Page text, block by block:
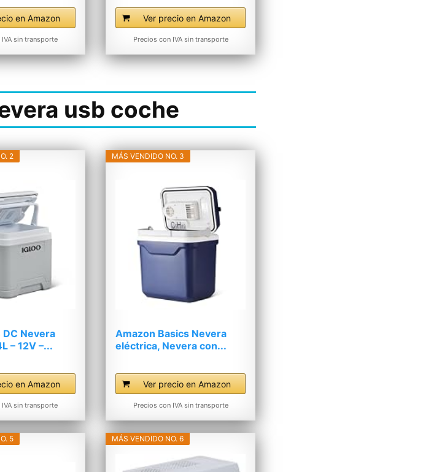
en Amazon
sin transporte
Ver precio en Amazon
Precios con IVA sin transporte
usb coche
2
DC Nevera
– 12V –...
en Amazon
sin transporte
MÁS VENDIDO NO. 3
Amazon Basics Nevera
eléctrica, Nevera con...
Ver precio en Amazon
Precios con IVA sin transporte
5 MÁS VENDIDO NO. 6